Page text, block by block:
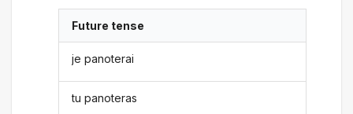
Future tense
je panoterai
tu panoteras